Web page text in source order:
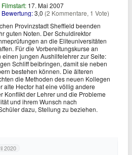
Filmstart: 17. Mai 2007
Bewertung:3,0 (2 Kommentare, 1 Vote)
Provinzstadt Sheffield beenden
guten Noten. Der Schuldirektor
an die Eliteuniversitäten
Für die Vorbereitungskurse an
jungen Aushilfelehrer zur Seite:
Schliff beibringen, damit sie neben
bestehen können. Die älteren
die Methoden des neuen Kollegen
alte Hector hat eine völlig andere
Konflikt der Lehrer und die Probleme
und ihrem Wunsch nach
dazu, Stellung zu beziehen.
2020